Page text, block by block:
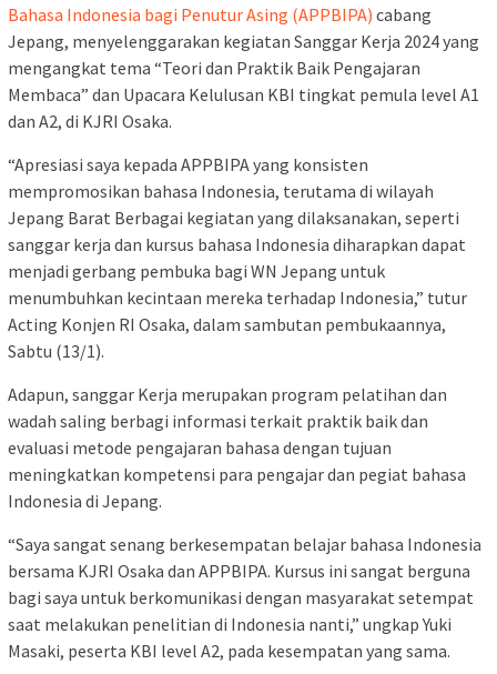
Bahasa Indonesia bagi Penutur Asing (APPBIPA) cabang
Jepang, menyelenggarakan kegiatan Sanggar Kerja 2024 yang
mengangkat tema “Teori dan Praktik Baik Pengajaran
Membaca” dan Upacara Kelulusan KBI tingkat pemula level A1
dan A2, di KJRI Osaka.
“Apresiasi saya kepada APPBIPA yang konsisten
mempromosikan bahasa Indonesia, terutama di wilayah
Jepang Barat Berbagai kegiatan yang dilaksanakan, seperti
sanggar kerja dan kursus bahasa Indonesia diharapkan dapat
menjadi gerbang pembuka bagi WN Jepang untuk
menumbuhkan kecintaan mereka terhadap Indonesia,” tutur
Acting Konjen RI Osaka, dalam sambutan pembukaannya,
Sabtu (13/1).
Adapun, sanggar Kerja merupakan program pelatihan dan
wadah saling berbagi informasi terkait praktik baik dan
evaluasi metode pengajaran bahasa dengan tujuan
meningkatkan kompetensi para pengajar dan pegiat bahasa
Indonesia di Jepang.
“Saya sangat senang berkesempatan belajar bahasa Indonesia
bersama KJRI Osaka dan APPBIPA. Kursus ini sangat berguna
bagi saya untuk berkomunikasi dengan masyarakat setempat
saat melakukan penelitian di Indonesia nanti,” ungkap Yuki
Masaki, peserta KBI level A2, pada kesempatan yang sama.